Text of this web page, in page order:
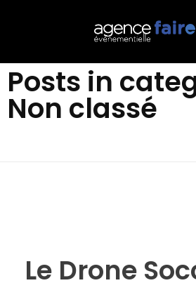
Agence Faireplay
Non classé
Posts in
Non classé
Le Drone